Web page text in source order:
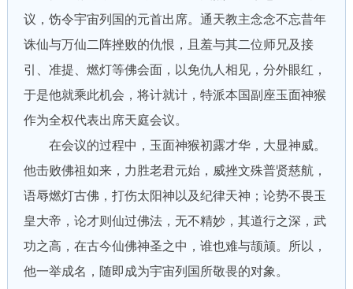
议，饬令宇宙列国的元首出席。通天教主念念不忘昔年
诛仙与万仙二阵挫败的仇恨，且羞与其二位师兄及接
引、准提、燃灯等佛会面，以免仇人相见，分外眼红，
于是他就乘此机会，将计就计，特派本国副座玉面神猴
作为全权代表出席天庭会议。
在会议的过程中，玉面神猴初露才华，大显神威。
他击败佛祖如来，力胜老君元始，威挫文殊普贤慈航，
语辱燃灯古佛，打伤太阳神以及纪律天神；论势不畏玉
皇大帝，论才则仙过佛法，无不精妙，其道行之深，武
功之高，在古今仙佛神圣之中，谁也难与颉颃。所以，
他一举成名，随即成为宇宙列国所敬畏的对象。